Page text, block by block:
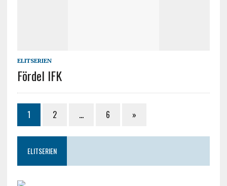
ELITSERIEN
Fördel IFK
1 2 … 6 »
ELITSERIEN